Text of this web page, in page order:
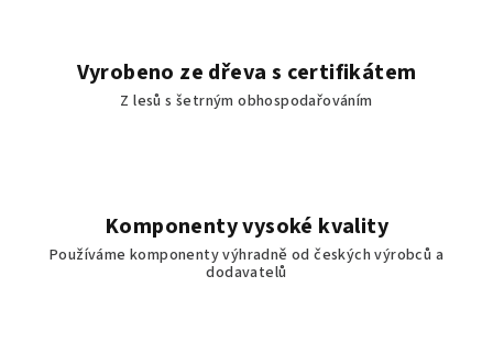
Vyrobeno ze dřeva s certifikátem
Z lesů s šetrným obhospodařováním
Komponenty vysoké kvality
Používáme komponenty výhradně od českých výrobců a
dodavatelů